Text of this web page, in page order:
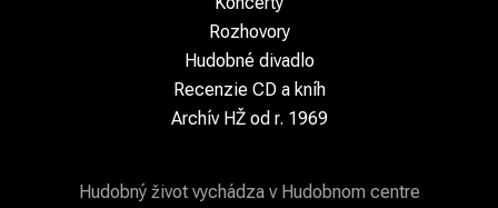
Rozhovory
Hudobné divadlo
Recenzie CD a kníh
Archív HŽ od r. 1969
Hudobný život vychádza v Hudobnom centre